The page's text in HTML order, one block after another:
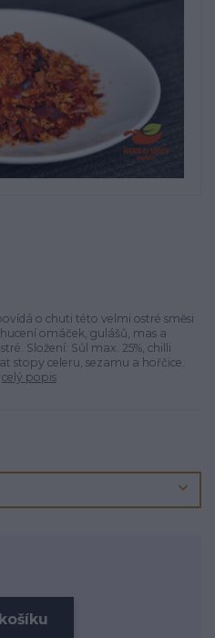
o chuti této velmi ostré směsi
omáček, gulášů, mas a
Složení: Sůl max. 25%, chilli
stopy celeru, sezamu a hořčice.
celý popis